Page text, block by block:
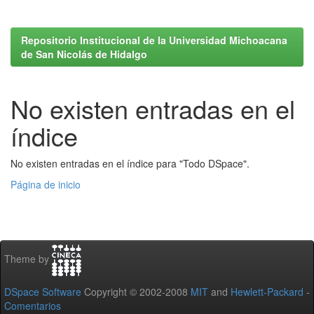
Repositorio Institucional de la Universidad Michoacana
de San Nicolás de Hidalgo
No existen entradas en el
índice
No existen entradas en el índice para "Todo DSpace".
Página de inicio
Theme by
DSpace Software Copyright © 2002-2008 MIT and Hewlett-Packard -
Comentarios